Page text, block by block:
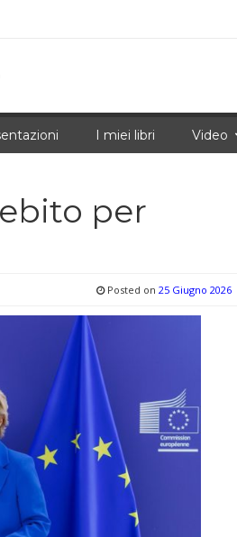
I miei libri Video
per
Posted on 25 Giugno 2026